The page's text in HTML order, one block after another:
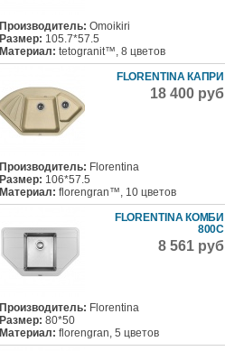
Производитель: Omoikiri
Размер: 105.7*57.5
Материал:tetogranit™, 8 цветов
FLORENTINA КАПРИ
18 400 руб
Производитель: Florentina
Размер: 106*57.5
Материал:florengran™, 10 цветов
FLORENTINA КОМБИ
800С
8 561 руб
Производитель: Florentina
Размер: 80*50
Материал:florengran, 5 цветов